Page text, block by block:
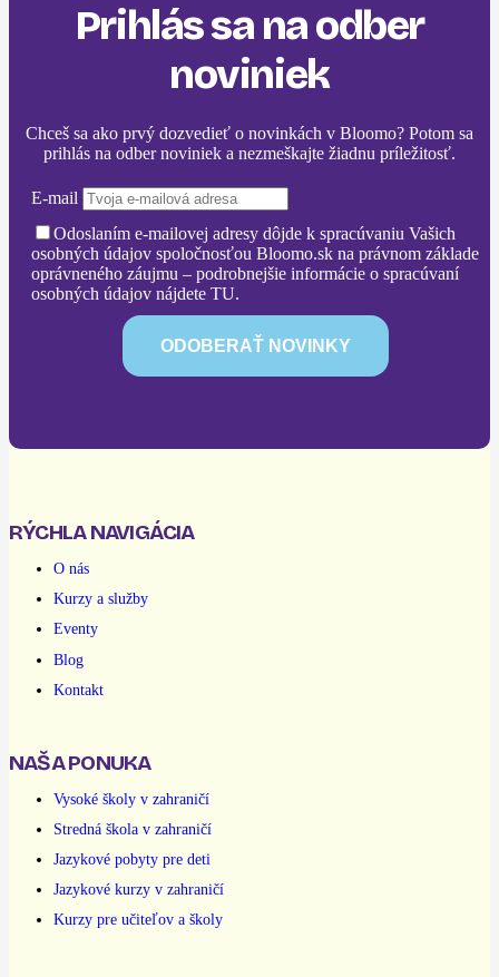
Prihlás sa na odber
noviniek
Chceš sa ako prvý dozvedieť o novinkách v Bloomo? Potom sa
prihlás na odber noviniek a nezmeškajte žiadnu príležitosť.
E-mail
Odoslaním e-mailovej adresy dôjde k spracúvaniu Vašich
osobných údajov spoločnosťou Bloomo.sk na právnom základe
oprávneného záujmu – podrobnejšie informácie o spracúvaní
osobných údajov nájdete TU.
RÝCHLA NAVIGÁCIA
O nás
Kurzy a služby
Eventy
Blog
Kontakt
NAŠA PONUKA
Vysoké školy v zahraničí
Stredná škola v zahraničí
Jazykové pobyty pre deti
Jazykové kurzy v zahraničí
Kurzy pre učiteľov a školy